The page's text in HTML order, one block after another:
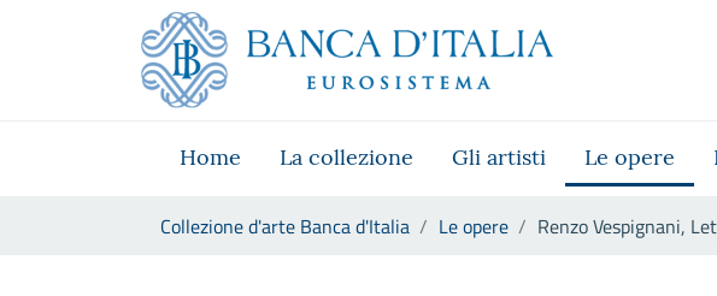
Skip to Main Content
Vai al sito istituzionale
Vai al menu di navigazione
Vai alla ricerca
Vai ai contenuti
Home La collezione Gli artisti Le opere
Collezione d'arte Banca d'Italia Le opere Renzo Vespignani,